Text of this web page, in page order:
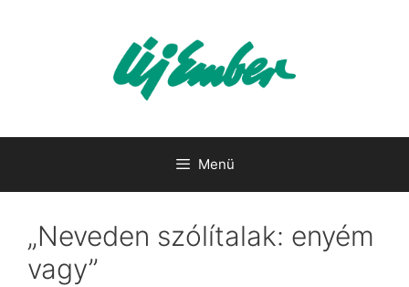
Menü
„Neveden szólítalak: enyém
vagy”